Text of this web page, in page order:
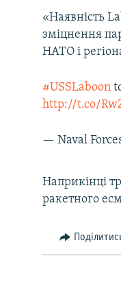
«Наявність
зміцнення
НАТО і
#USSLaboon
http://t.co/
— Naval
Наприкінці
ракетного